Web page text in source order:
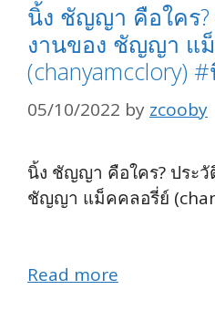
นิ้ง ชัญญา คือใคร?
งานของ ชัญญา แ
(chanyamcclory)
05/10/2022 by zcooby
นิ้ง ชัญญา คือใคร? ประ
ชัญญา แม็คคลอรี่ย์
Read more